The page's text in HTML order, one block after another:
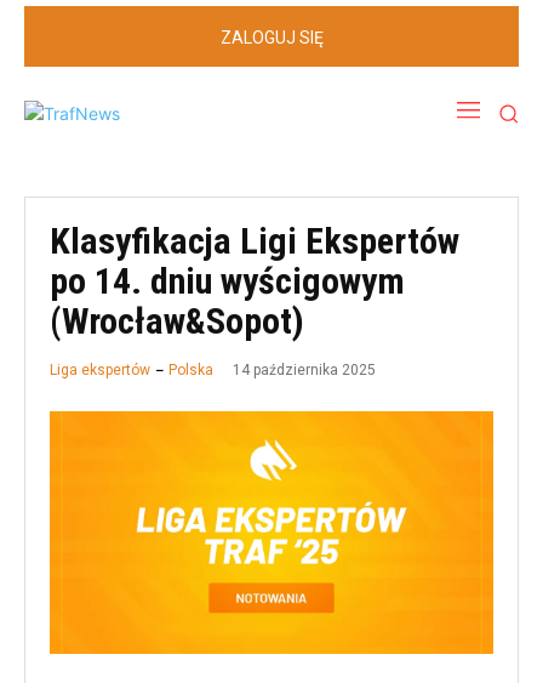
ZALOGUJ SIĘ
Klasyfikacja Ligi Ekspertów
po 14. dniu wyścigowym
(Wrocław&Sopot)
Liga ekspertów Polska 14 października 2025